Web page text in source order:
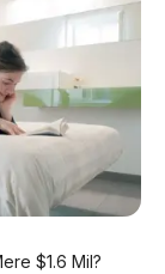
Suspensi
$1.6 Mil?